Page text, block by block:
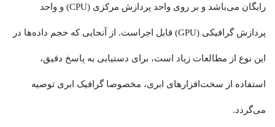
رایگان می‌‌‌‌‌‌‌‌‌‌‌‌‌باشد و بر روی واحد پردازش مرکزی (CPU) و واحد
پردازش گرافیکی (GPU) قابل اجراست. از آنجایی که حجم داده‌ها در
این نوع از مطالعات زیاد است، برای دستیابی به پاسخ دقیق،
استفاده از سخت‌افزارهای ابری، مخصوصا گرافیک ابری توصیه
می‌گردد.